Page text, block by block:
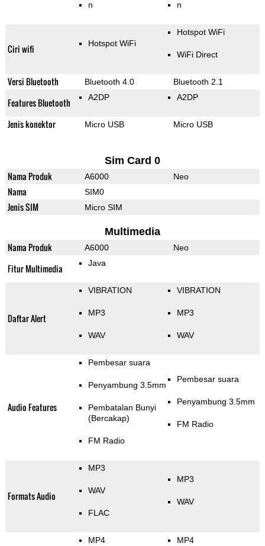
n n
Ciri wifi Hotspot WiFi
Hotspot WiFi
WiFi Direct
Versi Bluetooth Bluetooth 4.0 Bluetooth 2.1
Features Bluetooth A2DP A2DP
Jenis konektor Micro USB Micro USB
Sim Card 0
Nama Produk A6000 Neo
Nama SIM0
Jenis SIM Micro SIM
Multimedia
Nama Produk A6000 Neo
Fitur Multimedia Java
Daftar Alert
VIBRATION
MP3
WAV
VIBRATION
MP3
WAV
Audio Features
Pembesar suara
Penyambung 3.5mm
Pembatalan Bunyi
(Bercakap)
FM Radio
Pembesar suara
Penyambung 3.5mm
FM Radio
Formats Audio
MP3
WAV
FLAC
MP3
WAV
MP4 MP4